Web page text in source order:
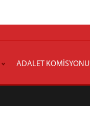
ADALET KOMİSYONU